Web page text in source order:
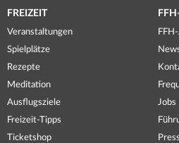
FREIZEIT
Veranstaltungen
Spielplätze
Rezepte
Meditation
Ausflugsziele
Freizeit-Tipps
Ticketshop
Jobs